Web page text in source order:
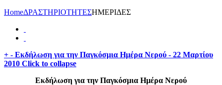
HomeΔΡΑΣΤΗΡΙΟΤΗΤΕΣΗΜΕΡΙΔΕΣ
+ - Εκδήλωση για την Παγκόσμια Ημέρα Νερού - 22 Μαρτίου
2010 Click to collapse
Εκδήλωση για την Παγκόσμια Ημέρα Νερού